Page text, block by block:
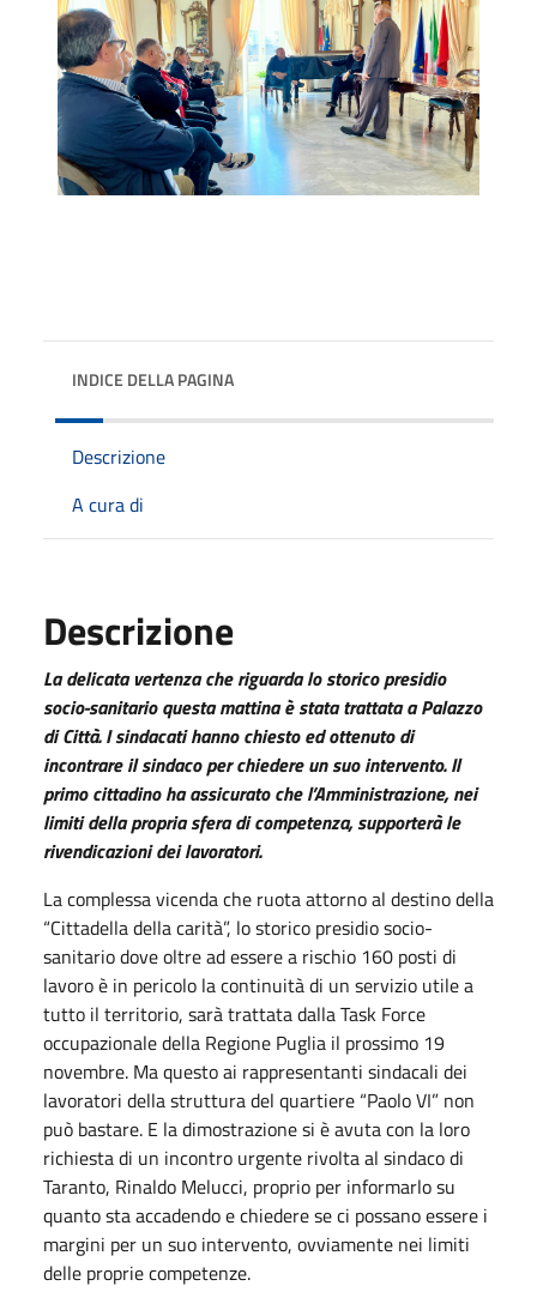
INDICE DELLA PAGINA
Descrizione
A cura di
Descrizione
La delicata vertenza che riguarda lo storico presidio
socio-sanitario questa mattina è stata trattata a Palazzo
di Città. I sindacati hanno chiesto ed ottenuto di
incontrare il sindaco per chiedere un suo intervento. Il
primo cittadino ha assicurato che l’Amministrazione, nei
limiti della propria sfera di competenza, supporterà le
rivendicazioni dei lavoratori.
La complessa vicenda che ruota attorno al destino della
“Cittadella della carità”, lo storico presidio socio-
sanitario dove oltre ad essere a rischio 160 posti di
lavoro è in pericolo la continuità di un servizio utile a
tutto il territorio, sarà trattata dalla Task Force
occupazionale della Regione Puglia il prossimo 19
novembre. Ma questo ai rappresentanti sindacali dei
lavoratori della struttura del quartiere “Paolo VI” non
può bastare. E la dimostrazione si è avuta con la loro
richiesta di un incontro urgente rivolta al sindaco di
Taranto, Rinaldo Melucci, proprio per informarlo su
quanto sta accadendo e chiedere se ci possano essere i
margini per un suo intervento, ovviamente nei limiti
delle proprie competenze.